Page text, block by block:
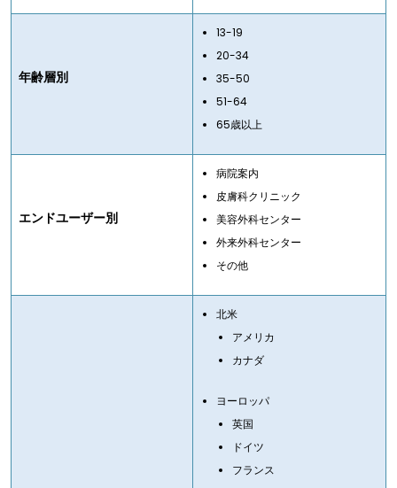
年齢層別
13-19
20-34
35-50
51-64
65歳以上
エンドユーザー別
病院案内
皮膚科クリニック
美容外科センター
外来外科センター
その他
北米
アメリカ
カナダ
ヨーロッパ
英国
ドイツ
フランス